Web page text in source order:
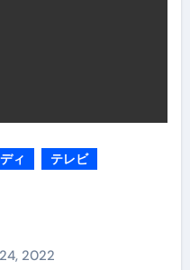
ィ
テレビ
2022